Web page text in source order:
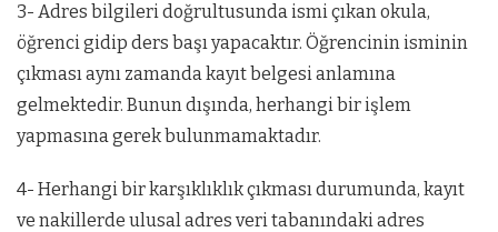
3- Adres bilgileri doğrultusunda ismi çıkan okula,
öğrenci gidip ders başı yapacaktır. Öğrencinin isminin
çıkması aynı zamanda kayıt belgesi anlamına
gelmektedir. Bunun dışında, herhangi bir işlem
yapmasına gerek bulunmamaktadır.
4- Herhangi bir karşıklıklık çıkması durumunda, kayıt
ve nakillerde ulusal adres veri tabanındaki adres